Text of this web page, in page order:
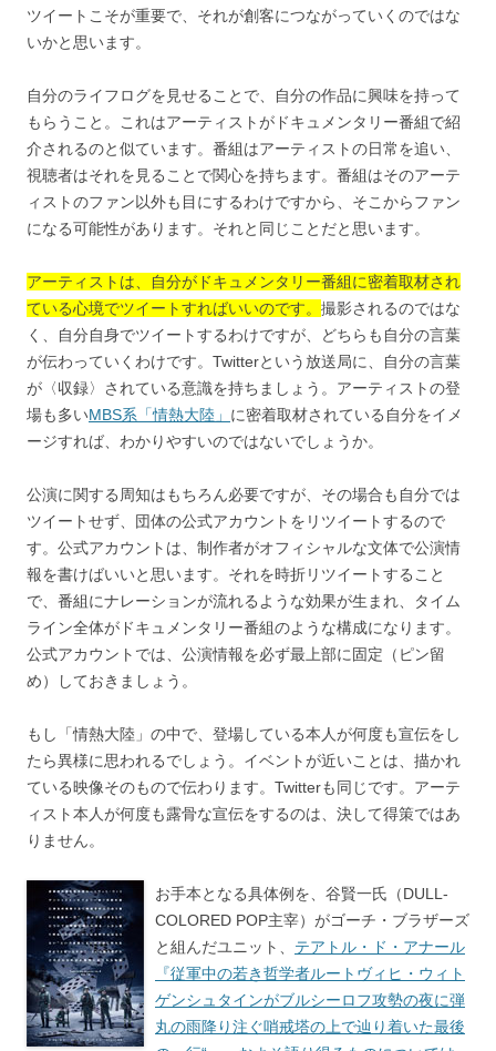
ツイートこそが重要で、それが創客につながっていくのではな
いかと思います。
自分のライフログを見せることで、自分の作品に興味を持って
もらうこと。これはアーティストがドキュメンタリー番組で紹
介されるのと似ています。番組はアーティストの日常を追い、
視聴者はそれを見ることで関心を持ちます。番組はそのアーテ
ィストのファン以外も目にするわけですから、そこからファン
になる可能性があります。それと同じことだと思います。
アーティストは、自分がドキュメンタリー番組に密着取材され
ている心境でツイートすればいいのです。 撮影されるのではな
く、自分自身でツイートするわけですが、どちらも自分の言葉
が伝わっていくわけです。Twitterという放送局に、自分の言葉
が〈収録〉されている意識を持ちましょう。アーティストの登
場も多いMBS系「情熱大陸」 に密着取材されている自分をイメ
ージすれば、わかりやすいのではないでしょうか。
公演に関する周知はもちろん必要ですが、その場合も自分では
ツイートせず、団体の公式アカウントをリツイートするので
す。公式アカウントは、制作者がオフィシャルな文体で公演情
報を書けばいいと思います。それを時折リツイートすること
で、番組にナレーションが流れるような効果が生まれ、タイム
ライン全体がドキュメンタリー番組のような構成になります。
公式アカウントでは、公演情報を必ず最上部に固定（ピン留
め）しておきましょう。
もし「情熱大陸」の中で、登場している本人が何度も宣伝をし
たら異様に思われるでしょう。イベントが近いことは、描かれ
ている映像そのもので伝わります。Twitterも同じです。アーテ
ィスト本人が何度も露骨な宣伝をするのは、決して得策ではあ
りません。
お手本となる具体例を、谷賢一氏（DULL-
COLORED POP主宰）がゴーチ・ブラザーズ
と組んだユニット、 テアトル・ド・アナール
『従軍中の若き哲学者ルートヴィヒ・ウィト
ゲンシュタインがブルシーロフ攻勢の夜に弾
丸の雨降り注ぐ哨戒塔の上で辿り着いた最後